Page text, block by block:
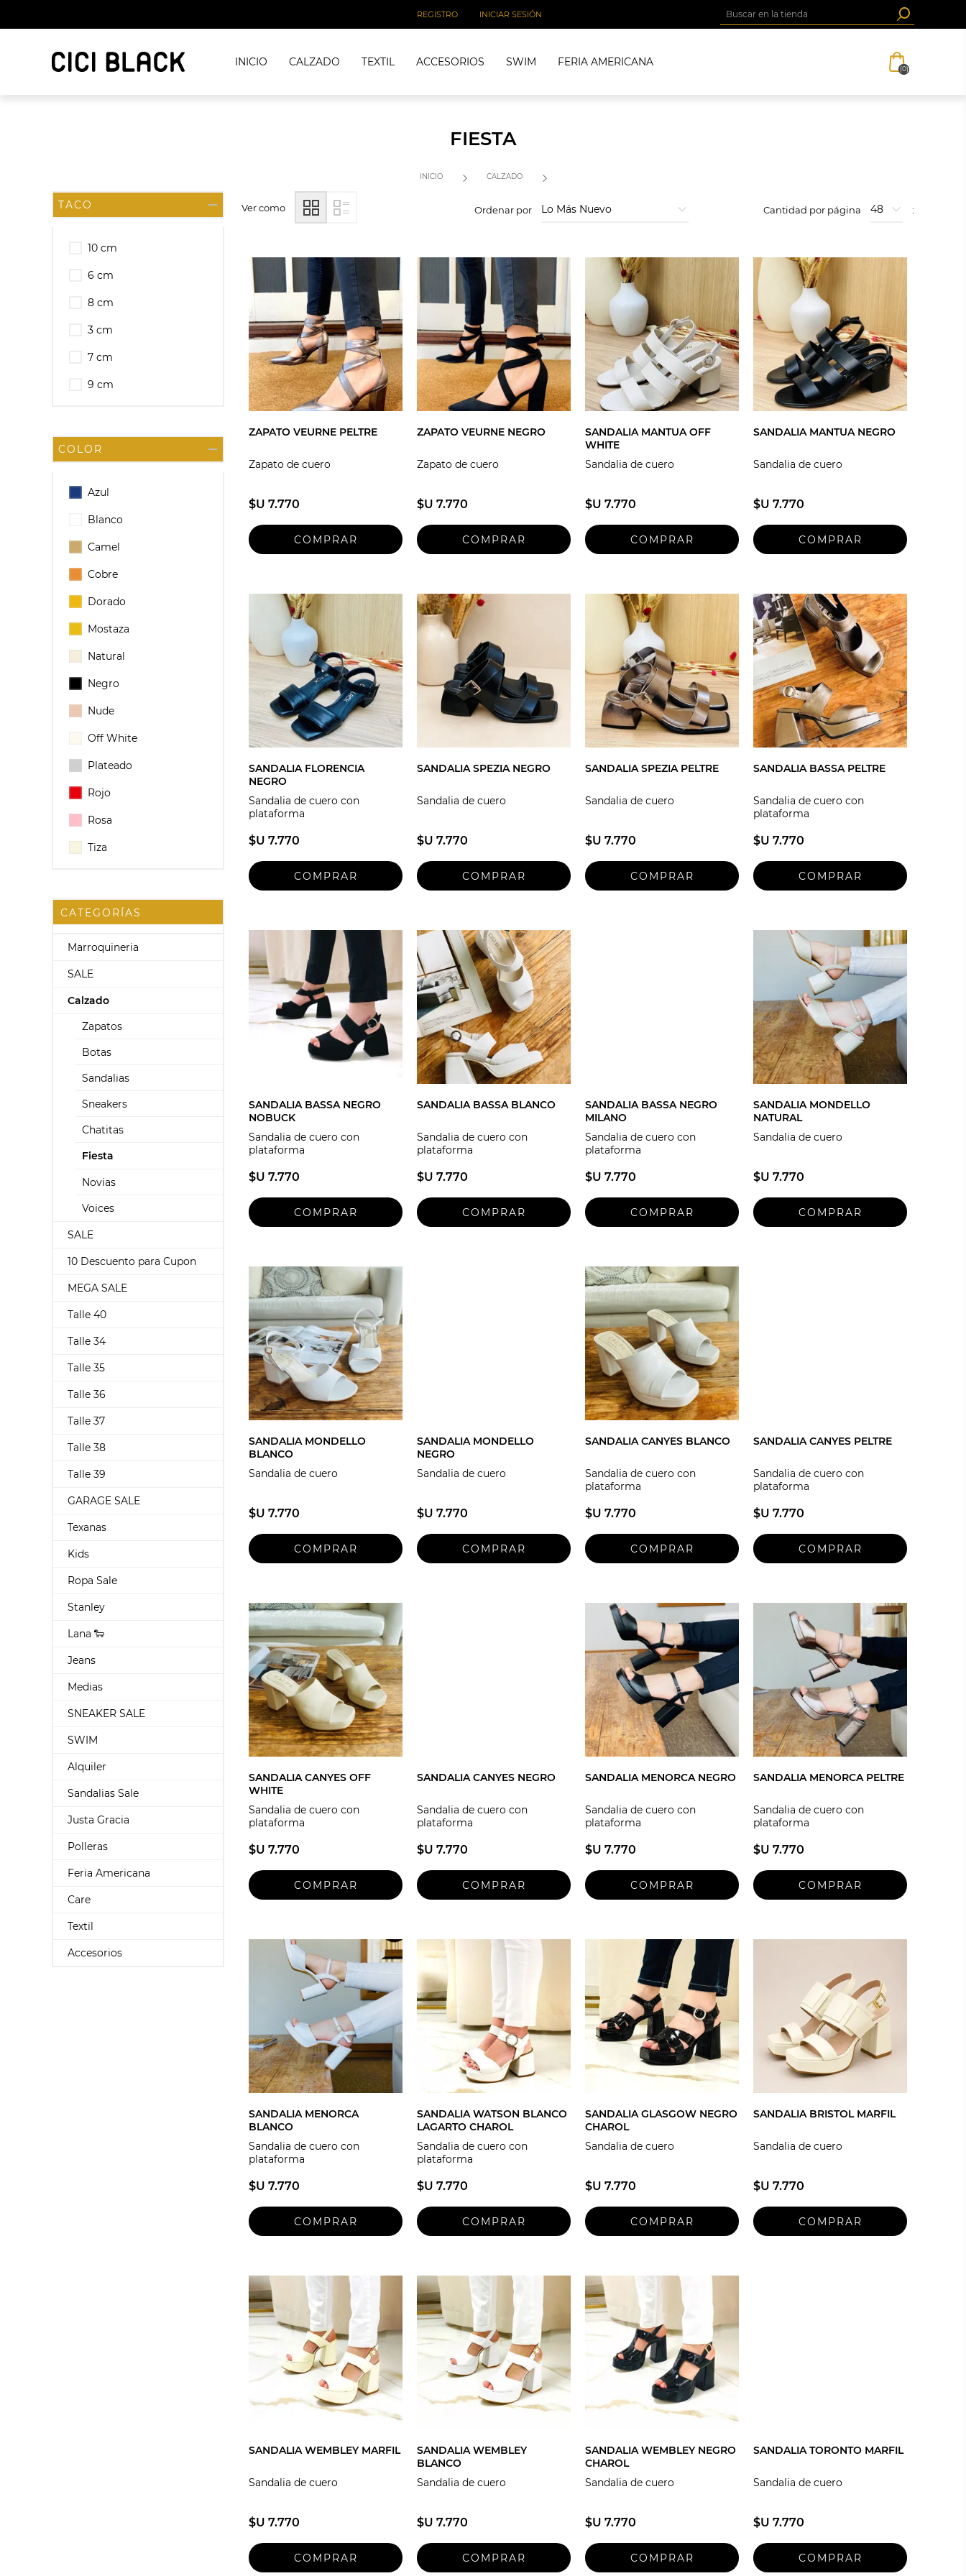
REGISTRO INICIAR SESIÓN
INICIO CALZADO TEXTIL ACCESORIOS SWIM FERIA AMERICANA
(0)
INICIO CALZADO
FIESTA
Ver como Ordenar por Cantidad por página :
ZAPATO VEURNE PELTRE
Zapato de cuero
$U 7.770
ZAPATO VEURNE NEGRO
Zapato de cuero
$U 7.770
SANDALIA MANTUA OFF
WHITE
Sandalia de cuero
$U 7.770
SANDALIA MANTUA NEGRO
Sandalia de cuero
$U 7.770
SANDALIA FLORENCIA
NEGRO
Sandalia de cuero con
plataforma
$U 7.770
SANDALIA SPEZIA NEGRO
Sandalia de cuero
$U 7.770
SANDALIA SPEZIA PELTRE
Sandalia de cuero
$U 7.770
SANDALIA BASSA PELTRE
Sandalia de cuero con
plataforma
$U 7.770
SANDALIA BASSA NEGRO
NOBUCK
Sandalia de cuero con
plataforma
$U 7.770
SANDALIA BASSA BLANCO
Sandalia de cuero con
plataforma
$U 7.770
SANDALIA BASSA NEGRO
MILANO
Sandalia de cuero con
plataforma
$U 7.770
SANDALIA MONDELLO
NATURAL
Sandalia de cuero
$U 7.770
SANDALIA MONDELLO
BLANCO
Sandalia de cuero
$U 7.770
SANDALIA MONDELLO
NEGRO
Sandalia de cuero
$U 7.770
SANDALIA CANYES BLANCO
Sandalia de cuero con
plataforma
$U 7.770
SANDALIA CANYES PELTRE
Sandalia de cuero con
plataforma
$U 7.770
SANDALIA CANYES OFF
WHITE
Sandalia de cuero con
plataforma
$U 7.770
SANDALIA CANYES NEGRO
Sandalia de cuero con
plataforma
$U 7.770
SANDALIA MENORCA NEGRO
Sandalia de cuero con
plataforma
$U 7.770
SANDALIA MENORCA PELTRE
Sandalia de cuero con
plataforma
$U 7.770
SANDALIA MENORCA
BLANCO
Sandalia de cuero con
plataforma
$U 7.770
SANDALIA WATSON BLANCO
LAGARTO CHAROL
Sandalia de cuero con
plataforma
$U 7.770
SANDALIA GLASGOW NEGRO
CHAROL
Sandalia de cuero
$U 7.770
SANDALIA BRISTOL MARFIL
Sandalia de cuero
$U 7.770
SANDALIA WEMBLEY MARFIL
Sandalia de cuero
$U 7.770
SANDALIA WEMBLEY
BLANCO
Sandalia de cuero
$U 7.770
SANDALIA WEMBLEY NEGRO
CHAROL
Sandalia de cuero
$U 7.770
SANDALIA TORONTO MARFIL
Sandalia de cuero
$U 7.770
TACO
10 cm
6 cm
8 cm
3 cm
7 cm
9 cm
COLOR
Azul
Blanco
Camel
Cobre
Dorado
Mostaza
Natural
Negro
Nude
Off White
Plateado
Rojo
Rosa
Tiza
CATEGORÍAS
Marroquineria
SALE
Calzado
Zapatos
Botas
Sandalias
Sneakers
Chatitas
Fiesta
Novias
Voices
SALE
10 Descuento para Cupon
MEGA SALE
Talle 40
Talle 34
Talle 35
Talle 36
Talle 37
Talle 38
Talle 39
GARAGE SALE
Texanas
Kids
Ropa Sale
Stanley
Lana 🐑
Jeans
Medias
SNEAKER SALE
SWIM
Alquiler
Sandalias Sale
Justa Gracia
Polleras
Feria Americana
Care
Textil
Accesorios